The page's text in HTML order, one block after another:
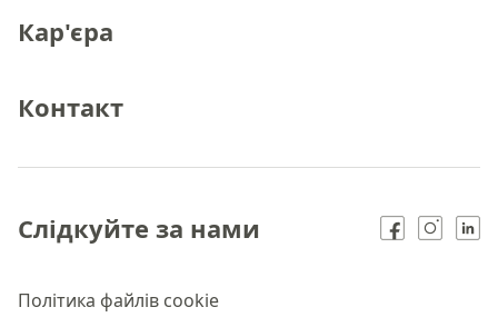
Кар'єра
Контакт
Політика файлів cookie
Слідкуйте за нами